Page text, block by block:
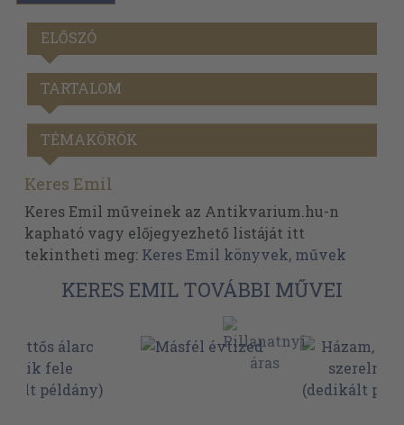
ELŐSZÓ
TARTALOM
TÉMAKÖRÖK
Keres Emil
Keres Emil műveinek az Antikvarium.hu-n
kapható vagy előjegyezhető listáját itt
tekintheti meg: Keres Emil könyvek, művek
KERES EMIL TOVÁBBI MŰVEI